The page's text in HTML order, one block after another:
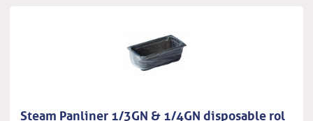
Steam Panliner 1/3GN & 1/4GN disposable rol